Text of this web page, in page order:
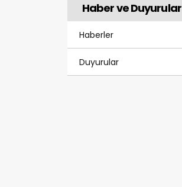
Haber ve Duyurular
Haberler
Duyurular